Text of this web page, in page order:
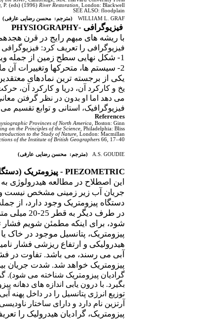
P. (eds) (1996) River Restoration , London: Blackwell.
SEE ALSO: floodplain
WILLIAM L. GRAF
(مترجم: محسن رضایی عارفی)
فیزیوگرافی -PHYSIOGRAPHY
با ریشه های مبهم رایج در قرن
فیزیوگرافی را تعریف کرد:
1- شکل نهایی سطح زمین از جمله ویژگی ها،آب وهوا، جذبه و زندگی وغیره
2- سیستم ها، متحرکها وتغییرات آن مانند: تغییرات اتمسفری و اقیانوسی و دیگر متغییرهایی مانند رطوبت دریا وغیره
یکی از برجسته ترین نمادهای
یخ و کارکرد آن، دریا و کارکرد آن،
می دهد اما او بدون در نظر گرفتن
فیزیوگرافیک، استانی و توابع تقسیم می
References
Provinces of North America , Boston: Ginn.
on the Principles of the Science , Philadelphia: Bliss.
to the Study of Nature , London: Macmillan.
of the Institute of British Geographers 66, 17–40.
A.S. GOUDIE
(مترجم: محسن رضایی عارفی)
PIEZOMETRIC - پیزومتریک
این اصطلاح در مطالعه هیدرولوژی
جریان آب زیر زمینی مشخص نیست و
دستگاه پیزومتریک وجود دارد، از
در طرف
شود، برای اینکه مطمئن شویم فشار
پیزومتریک، پتانسیل موجود در خاک
هیدرولیکی و ارتفاع ریزشی فشار
آبی می رسند، می باشد. تفاوت در
پیزومتریک خواهد شد. شدت جریان
گرادیان پیزومتریک شناخته می شود).
بگیرد. با درون یابی اندازه های
توزیع انرژی پتانسیل را در داخل
آرتزین نام دارد و دارای ساختار
پیزومتریک، گرادیان هیدرولیک را